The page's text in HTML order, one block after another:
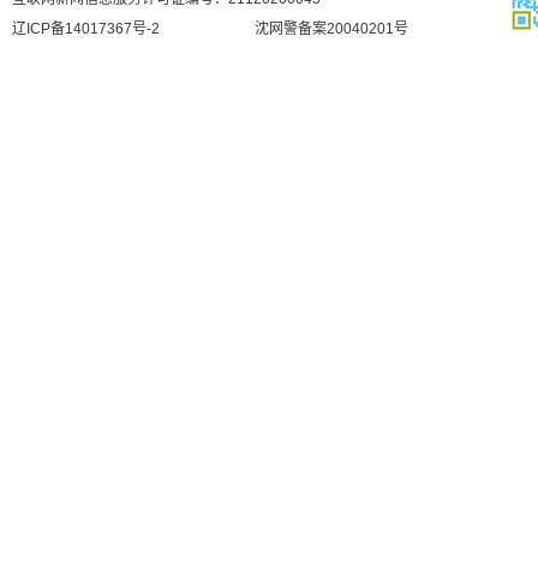
辽ICP备14017367号-2
沈网警备案20040201号